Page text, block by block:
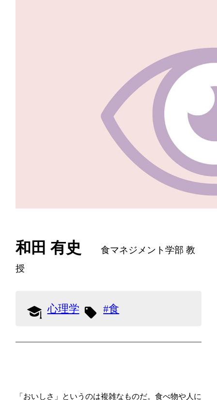
和田 有史
食マネジメント学部 教
授
心理学 食
「おいしさ」というのは複雑なものだ。食べ物や人に